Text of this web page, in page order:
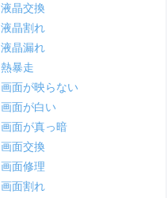
液晶交換
液晶割れ
液晶漏れ
熱暴走
画面が映らない
画面が白い
画面が真っ暗
画面交換
画面修理
画面割れ